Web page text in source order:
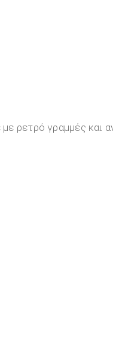
με ρετρό γραμμές και